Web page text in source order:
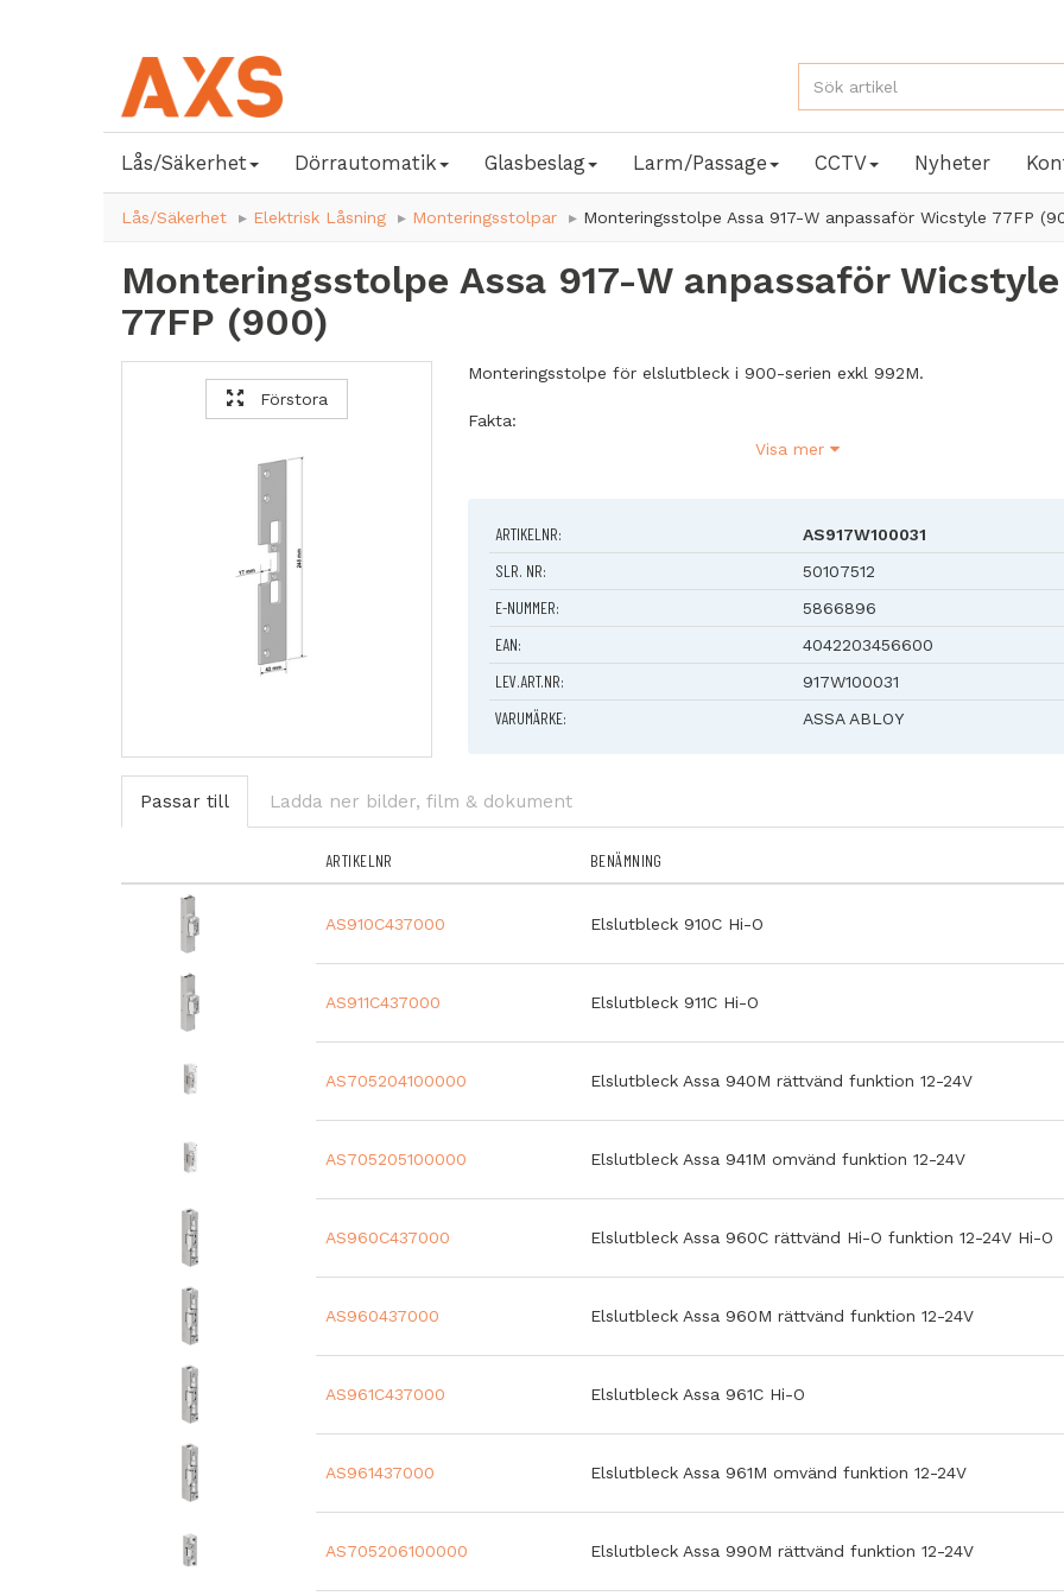
Lås/Säkerhet Dörrautomatik Glasbeslag Larm/Passage CCTV Nyheter
Lås/Säkerhet Elektrisk Låsning Monteringsstolpar Monteringsstolpe Assa 917-W anpassaför Wicstyle 77FP
Monteringsstolpe Assa 917-W anpassaför Wicstyle
77FP (900)
Förstora
Monteringsstolpe för elslutbleck i 900-serien exkl 992M.
Fakta:
Anpassad för WICONA WICSTYLE 77FP
Bredd: 42 mm
Plösmått: 17 mm
Visa mer
ARTIKELNR: AS917W100031
SLR. NR: 50107512
E-NUMMER: 5866896
EAN: 4042203456600
LEV.ART.NR: 917W100031
VARUMÄRKE: ASSA ABLOY
Passar till Ladda ner bilder, film & dokument
ARTIKELNR BENÄMNING
AS910C437000 Elslutbleck 910C Hi-O
AS911C437000 Elslutbleck 911C Hi-O
AS705204100000 Elslutbleck Assa 940M rättvänd funktion 12-24V
AS705205100000 Elslutbleck Assa 941M omvänd funktion 12-24V
AS960C437000 Elslutbleck Assa 960C rättvänd Hi-O funktion 12-24V Hi-O
AS960437000 Elslutbleck Assa 960M rättvänd funktion 12-24V
AS961C437000 Elslutbleck Assa 961C Hi-O
AS961437000 Elslutbleck Assa 961M omvänd funktion 12-24V
AS705206100000 Elslutbleck Assa 990M rättvänd funktion 12-24V